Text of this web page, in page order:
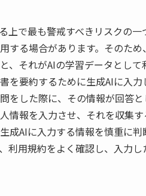
上で最も警戒すべきリスクの
する場合があります。そのた
、それがAIの学習データとし
を要約するために生成AIに入
をした際に、その情報が回答
情報を入力させ、それを収集
成AIに入力する情報を慎重に
利用規約をよく確認し、入力